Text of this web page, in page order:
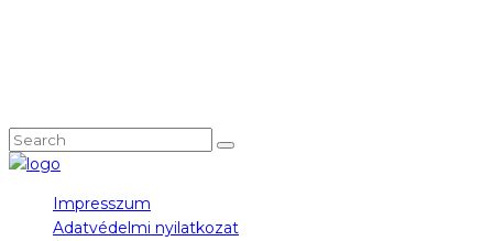
Impresszum
Adatvédelmi nyilatkozat